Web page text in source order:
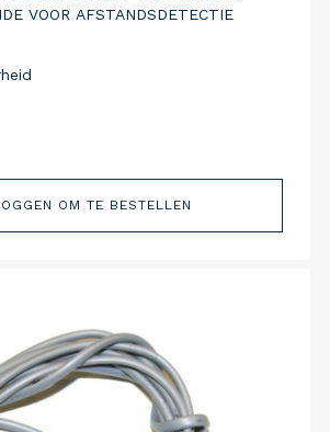
VOOR AFSTANDSDETECTIE
OM TE BESTELLEN